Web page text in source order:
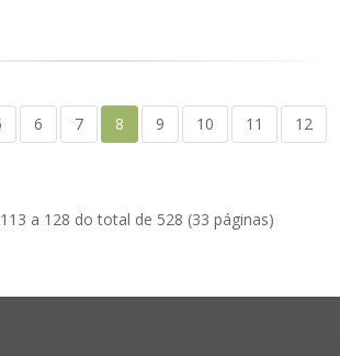
6 7 8 9 10 11
12
a 128 do total de 528 (33 páginas)